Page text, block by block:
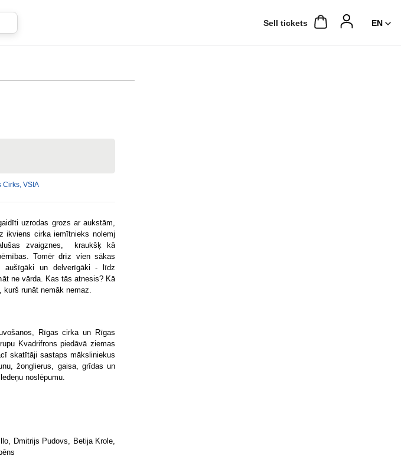
Sell ​​tickets
Cirks, VSIA
uzrodas grozs ar aukstām,
ikviens cirka iemītnieks nolemj
zvaigznes, kraukšķ kā
Tomēr drīz vien sākas
aušīgāki un delverīgāki - līdz
ne vārda. Kas tās atnesis? Kā
kurš runāt nemāk nemaz.
Rīgas cirka un Rīgas
Kvadrifrons piedāvā ziemas
skatītāji sastaps māksliniekus
žonglierus, gaisa, grīdas un
noslēpumu.
Dmitrijs Pudovs, Betija Krole,